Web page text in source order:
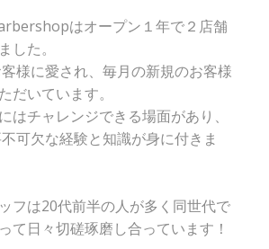
はオープン１年で２店舗
した。
様に愛され、毎月の新規のお客様
だいています。
はチャレンジできる場面があり、
可欠な経験と知識が身に付きま
フは20代前半の人が多く同世代で
て日々切磋琢磨し合っています！